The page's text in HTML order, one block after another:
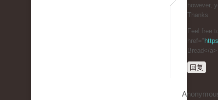
however,
Thanks
Feel free
href="
Bread</a>
回复